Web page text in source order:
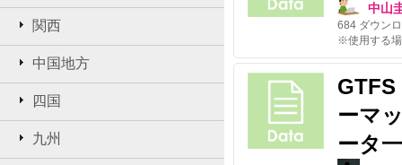
関西
中国地方
四国
九州
中山
684 ダウン
ーマ
ータ